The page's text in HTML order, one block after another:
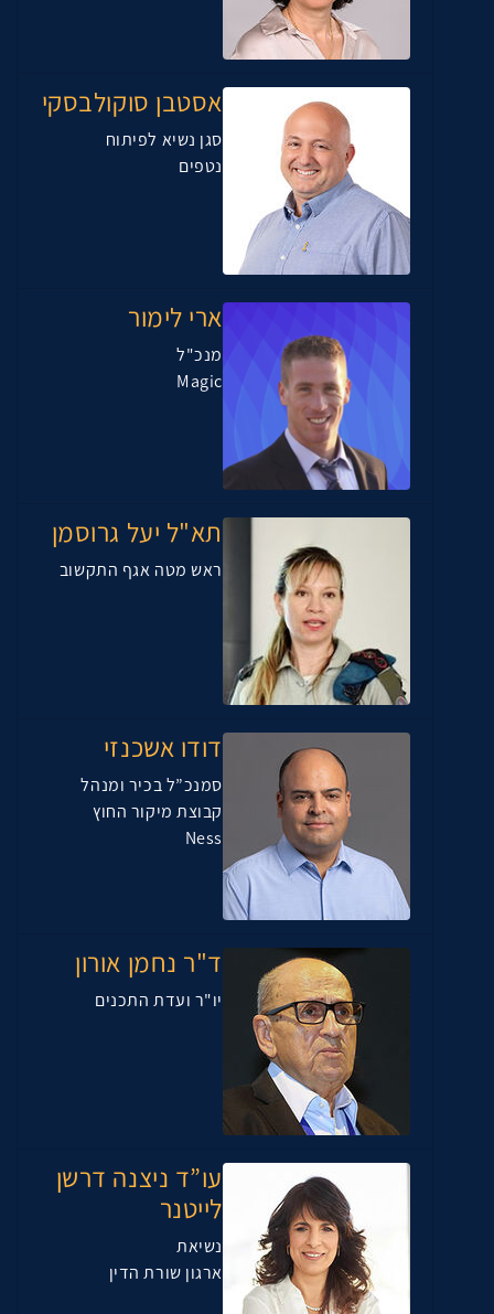
אסטבן סוקולבסקי
סגן נשיא לפיתוח
נטפים
ארי לימור
מנכ"ל
Magic
תא"ל יעל גרוסמן
ראש מטה אגף התקשוב
דודו אשכנזי
סמנכ”ל בכיר ומנהל
קבוצת מיקור החוץ
Ness
ד"ר נחמן אורון
יו"ר ועדת התכנים
עו”ד ניצנה דרשן
לייטנר
נשיאת
ארגון שורת הדין